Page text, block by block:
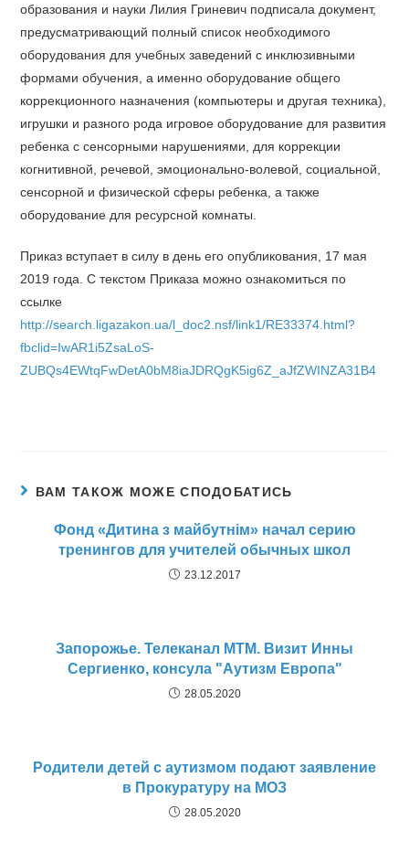
образования и науки Лилия Гриневич подписала документ,
предусматривающий полный список необходимого
оборудования для учебных заведений с инклюзивными
формами обучения, а именно оборудование общего
коррекционного назначения (компьютеры и другая техника),
игрушки и разного рода игровое оборудование для развития
ребенка с сенсорными нарушениями, для коррекции
когнитивной, речевой, эмоционально-волевой, социальной,
сенсорной и физической сферы ребенка, а также
оборудование для ресурсной комнаты.
Приказ вступает в силу в день его опубликования, 17 мая
2019 года. С текстом Приказа можно ознакомиться по
ссылке
http://search.ligazakon.ua/l_doc2.nsf/link1/RE33374.html?
fbclid=IwAR1i5ZsaLoS-
ZUBQs4EWtqFwDetA0bM8iaJDRQgK5ig6Z_aJfZWINZA31B4
ВАМ ТАКОЖ МОЖЕ СПОДОБАТИСЬ
Фонд «Дитина з майбутнім» начал серию
тренингов для учителей обычных школ
23.12.2017
Запорожье. Телеканал МТМ. Визит Инны
Сергиенко, консула "Аутизм Европа"
28.05.2020
Родители детей с аутизмом подают заявление
в Прокуратуру на МОЗ
28.05.2020